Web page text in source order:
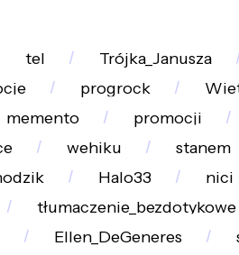
tel Trójka_Janusza
progrock
memento promocji
wehiku stanem
Halo33 nici
tłumaczenie_bezdotykowe
Ellen_DeGeneres